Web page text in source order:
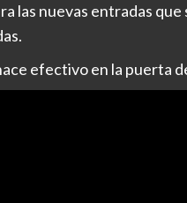
las nuevas entradas
efectivo en la puerta